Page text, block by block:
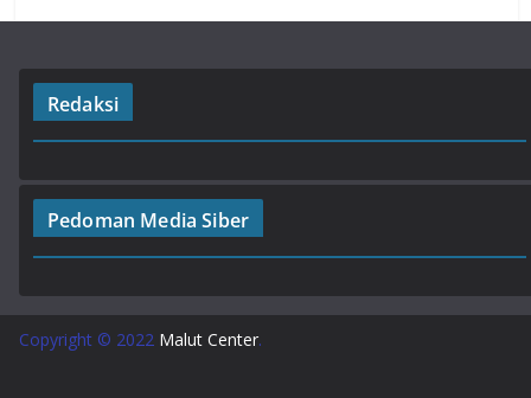
Redaksi
Pedoman Media Siber
Copyright © 2022 Malut Center.